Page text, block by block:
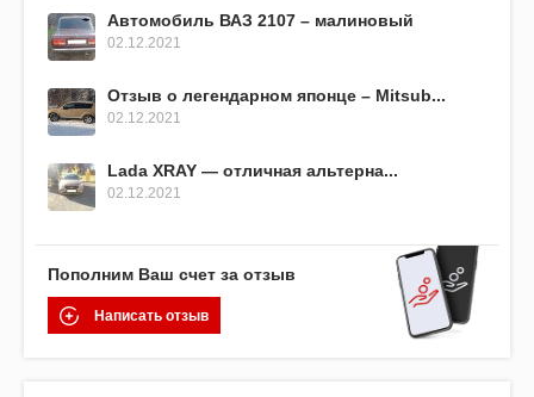
Автомобиль ВАЗ 2107 – малиновый
02.12.2021
Отзыв о легендарном японце – Mitsub...
02.12.2021
Lada XRAY — отличная альтерна...
02.12.2021
Пополним Ваш счет за отзыв
Написать отзыв